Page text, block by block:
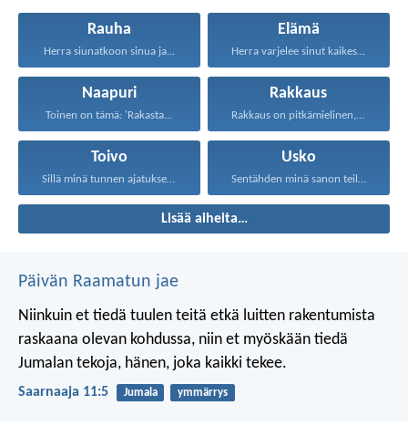
Rauha
Herra siunatkoon sinua ja...
Elämä
Herra varjelee sinut kaikesta...
Naapuri
Toinen on tämä: 'Rakasta...
Rakkaus
Rakkaus on pitkämielinen, rakkaus...
Toivo
Sillä minä tunnen ajatukseni...
Usko
Sentähden minä sanon teille...
Lisää aiheita…
Päivän Raamatun jae
Niinkuin et tiedä tuulen teitä etkä luitten rakentumista
raskaana olevan kohdussa, niin et myöskään tiedä
Jumalan tekoja, hänen, joka kaikki tekee.
Saarnaaja 11:5 Jumala ymmärrys